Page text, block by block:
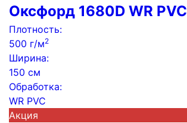
Оксфорд 1680D WR PVC
Плотность:
500 г/м2
Ширина:
150 см
Обработка:
WR PVC
Акция